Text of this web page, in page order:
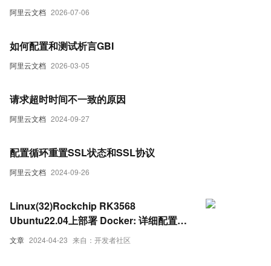
阿里云文档 2026-07-06
阿里云文档 2026-03-05
如何配置和测试析言GBI
阿里云文档 2024-09-27
请求超时时间不一致的原因
阿里云文档 2024-09-26
配置循环重置SSL状态和SSL协议
文章 2024-04-23 来自：开发者社区
Linux(32)Rockchip RK3568
Ubuntu22.04上部署 Docker: 详细配置与
功能测试（下）